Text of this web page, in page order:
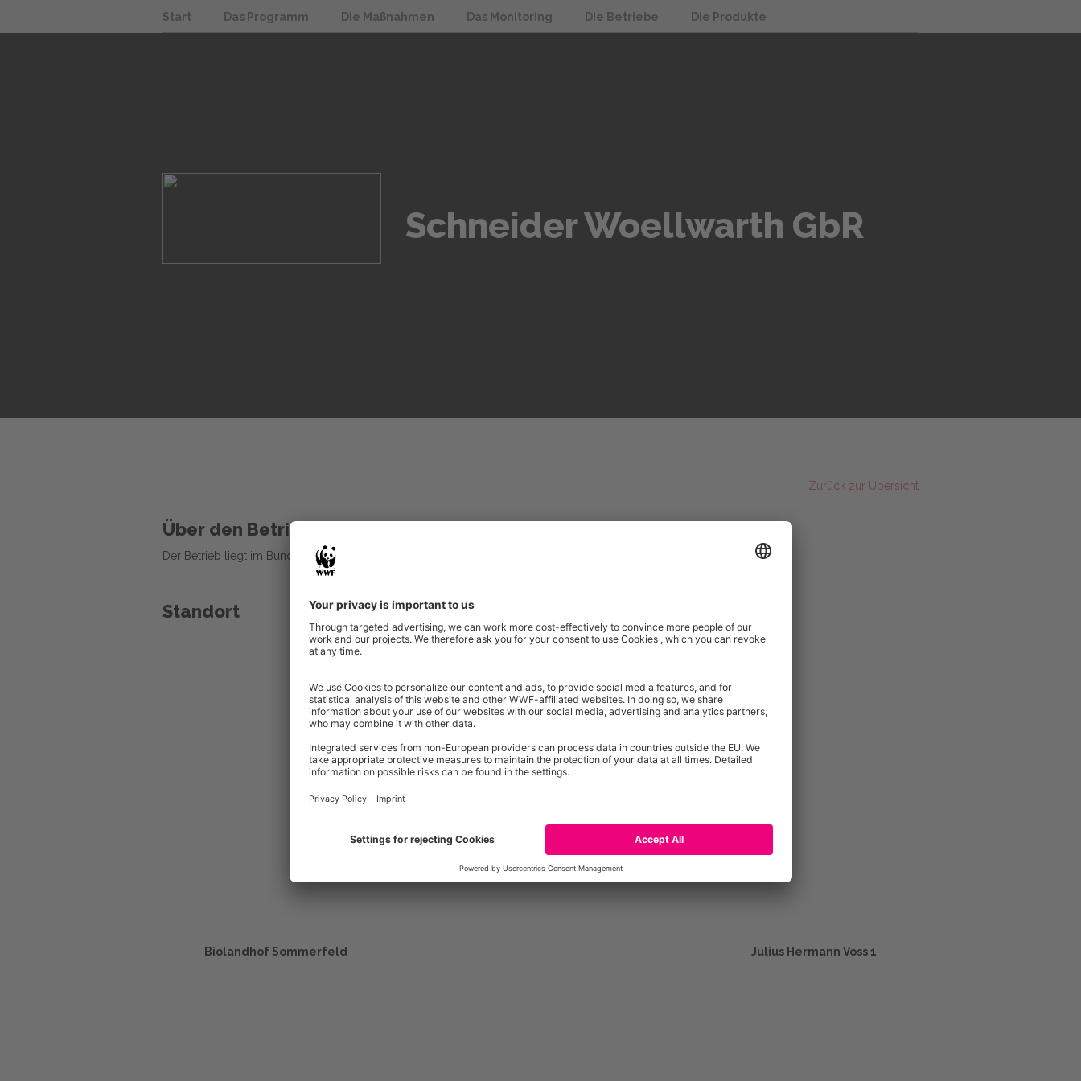
Start Das Programm Die Maßnahmen Das Monitoring Die Betriebe Die Produkte
Schneider Woellwarth GbR
Zurück zur Übersicht
Über den Betrieb
Der Betrieb liegt im Bundesland Baden-Württemberg
Standort
Baden-Württemberg / Deutschland
Julius Hermann Voss 1
Biolandhof Sommerfeld